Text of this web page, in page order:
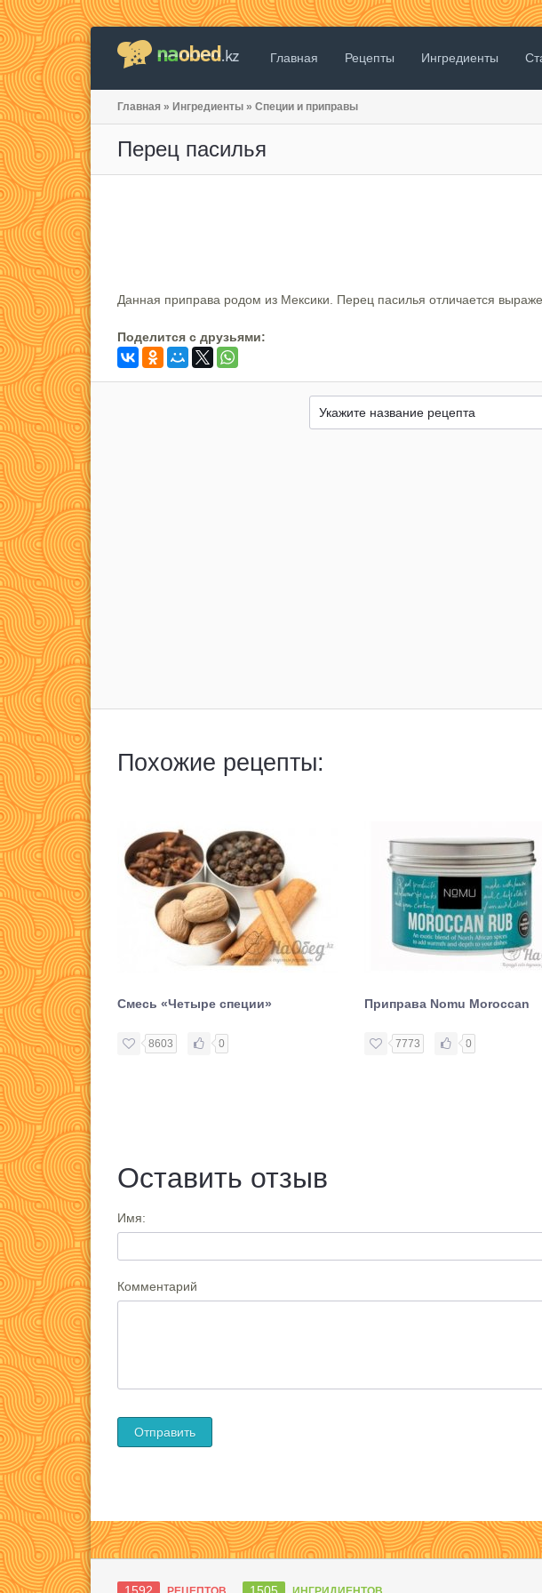
Главная Рецепты Ингредиенты
Главная » Ингредиенты » Специи и приправы
Перец пасилья
Данная приправа родом из Мексики. Перец пасилья отличается
Поделится c друзьями:
Похожие рецепты:
Смесь «Четыре специи»
8603 0
Приправа Nomu Moroccan
7773 0
Оставить отзыв
Имя:
Комментарий